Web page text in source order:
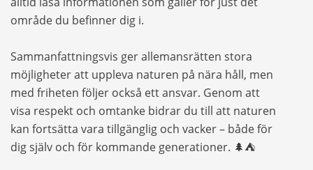
område du befinner dig i.
Sammanfattningsvis ger allemansrätten stora
möjligheter att uppleva naturen på nära håll, men
med friheten följer också ett ansvar. Genom att
visa respekt och omtanke bidrar du till att naturen
kan fortsätta vara tillgänglig och vacker – både för
dig själv och för kommande generationer. 🌲⛺